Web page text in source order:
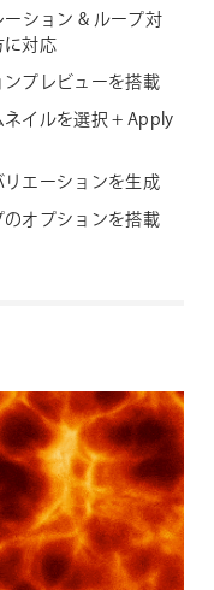
ション & ループ対
対応
プレビューを搭載
イルを選択 + Apply
エーションを生成
オプションを搭載